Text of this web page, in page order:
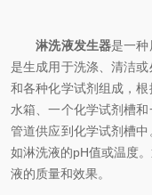
淋洗液发生器是一
是生成用于洗涤、清洁
和各种化学试剂组成，
水箱、一个化学试剂槽
管道供应到化学试剂槽
如淋洗液的pH值或温度
液的质量和效果。